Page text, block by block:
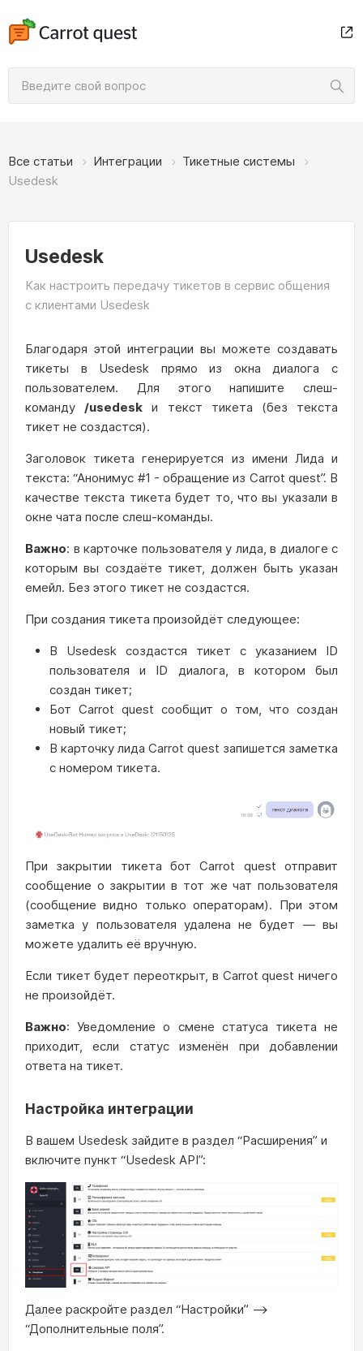
Все статьи Интеграции
Тикетные системы
Usedesk
Usedesk
Как настроить передачу тикетов в сервис общения
с клиентами Usedesk
Благодаря этой интеграции вы можете создавать
тикеты в Usedesk прямо из окна диалога с
пользователем. Для этого напишите слеш-
команду /usedesk и текст тикета (без текста
тикет не создастся).
Заголовок тикета генерируется из имени Лида и
текста: “Анонимус #1 - обращение из Carrot quest”. В
качестве текста тикета будет то, что вы указали в
окне чата после слеш-команды.
Важно: в карточке пользователя у лида, в диалоге с
которым вы создаёте тикет, должен быть указан
емейл. Без этого тикет не создастся.
При создания тикета произойдёт следующее:
В Usedesk создастся тикет с указанием ID
пользователя и ID диалога, в котором был
создан тикет;
Бот Carrot quest сообщит о том, что создан
новый тикет;
В карточку лида Carrot quest запишется заметка
с номером тикета.
При закрытии тикета бот Carrot quest отправит
сообщение о закрытии в тот же чат пользователя
(сообщение видно только операторам). При этом
заметка у пользователя удалена не будет — вы
можете удалить её вручную.
Если тикет будет переоткрыт, в Carrot quest ничего
не произойдёт.
Важно: Уведомление о смене статуса тикета не
приходит, если статус изменён при добавлении
ответа на тикет.
Настройка интеграции
В вашем Usedesk зайдите в раздел “Расширения” и
включите пункт “Usedesk API”:
Далее раскройте раздел “Настройки” —>
“Дополнительные поля”.